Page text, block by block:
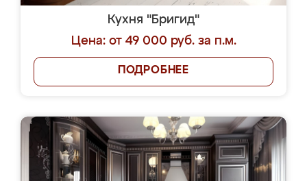
Кухня "Бригид"
Цена: от 49 000 руб. за п.м.
ПОДРОБНЕЕ